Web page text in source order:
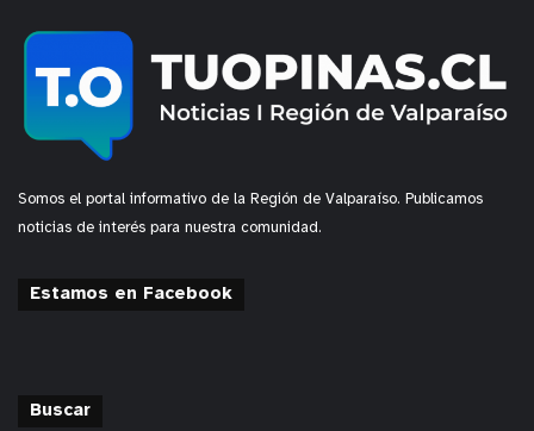
Somos el portal informativo de la Región de Valparaíso. Publicamos
noticias de interés para nuestra comunidad.
Estamos en Facebook
Buscar